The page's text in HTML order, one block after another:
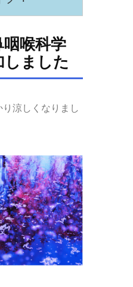
咽喉科学
しました
涼しくなりまし